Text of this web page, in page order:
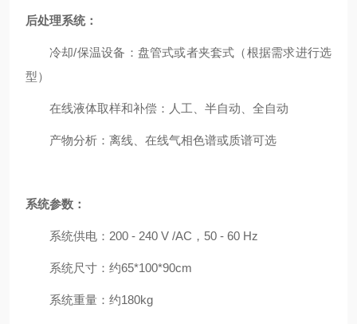
后处理系统：
冷却/保温设备：盘管式或者夹套式（根据需求进行选
型）
在线液体取样和补偿：人工、半自动、全自动
产物分析：离线、在线气相色谱或质谱可选
系统参数：
系统供电：200 - 240 V /AC，50 - 60 Hz
系统尺寸：约65*100*90cm
系统重量：约180kg